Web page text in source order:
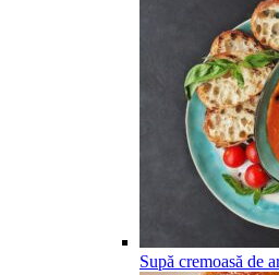
Supă cremoasă de